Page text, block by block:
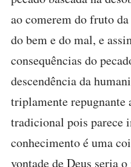
ao comerem do fruto
do bem e do mal, e
consequências do
descendência da
triplamente repugnante
tradicional pois parece
conhecimento é uma
vontade de Deus seria